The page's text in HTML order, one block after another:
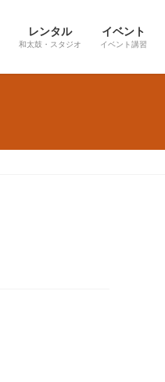
レンタル
和太鼓・スタジオ
イベント
イベント講習